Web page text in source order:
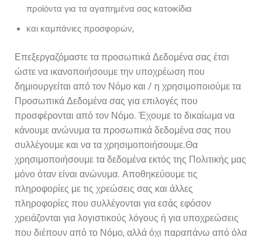
προϊόντα για τα αγαπημένα σας κατοικίδια
και καμπάνιες προσφορών,
Επεξεργαζόμαστε τα προσωπικά Δεδομένα σας έτσι
ώστε να ικανοποιήσουμε την υποχρέωση που
δημιουργείται από τον Νόμο και / η χρησιμοποιούμε τα
Προσωπικά Δεδομένα σας για επιλογές που
προσφέρονται από τον Νόμο. Έχουμε το δικαίωμα να
κάνουμε ανώνυμα τα προσωπικά δεδομένα σας που
συλλέγουμε και να τα χρησιμοποιήσουμε.Θα
χρησιμοποιήσουμε τα δεδομένα εκτός της Πολιτικής μας
μόνο όταν είναι ανώνυμα. Αποθηκεύουμε τις
πληροφορίες με τις χρεώσεις σας και άλλες
πληροφορίες που συλλέγονται για εσάς εφόσον
χρειάζονται για λογιστικούς λόγους ή για υποχρεώσεις
που διέπουν από το Νόμο, αλλά όχι παραπάνω από όλα